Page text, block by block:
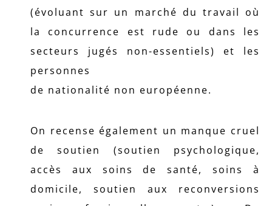
(évoluant sur un marché du travail où
la concurrence est rude ou dans les
secteurs jugés non-essentiels) et les
personnes
de nationalité non européenne.
On recense également un manque cruel
de soutien (soutien psychologique,
accès aux soins de santé, soins à
domicile, soutien aux reconversions